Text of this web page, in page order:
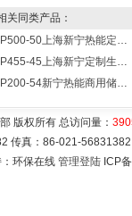
关同类产品：
NP500-50上海新宁热能定制各式不锈钢水箱容器
NP455-45上海新宁定制生产各式不锈钢容器
NP200-54新宁热能商用储水式电热水器V=200升N=54千瓦
版权所有 总访问量：
传真：86-021-
环保在线 管理登陆 ICP